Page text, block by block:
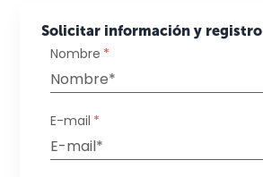
Solicitar información y registro
Nombre *
E-mail *